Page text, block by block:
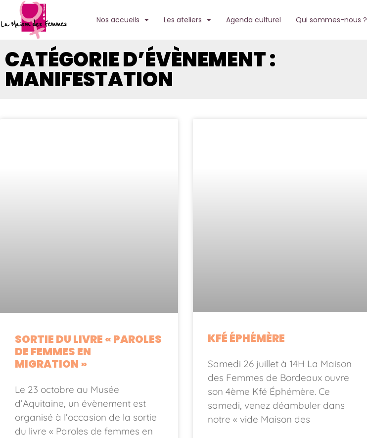
Nos accueils Les ateliers Agenda culturel Qui sommes-nous ?
CATÉGORIE D’ÉVÈNEMENT :
MANIFESTATION
SORTIE DU LIVRE « PAROLES
DE FEMMES EN
MIGRATION »
Le 23 octobre au Musée
d’Aquitaine, un évènement est
organisé à l’occasion de la sortie
du livre « Paroles de femmes en
KFÉ ÉPHÉMÈRE
Samedi 26 juillet à 14H La Maison
des Femmes de Bordeaux ouvre
son 4ème Kfé Éphémère. Ce
samedi, venez déambuler dans
notre « vide Maison des